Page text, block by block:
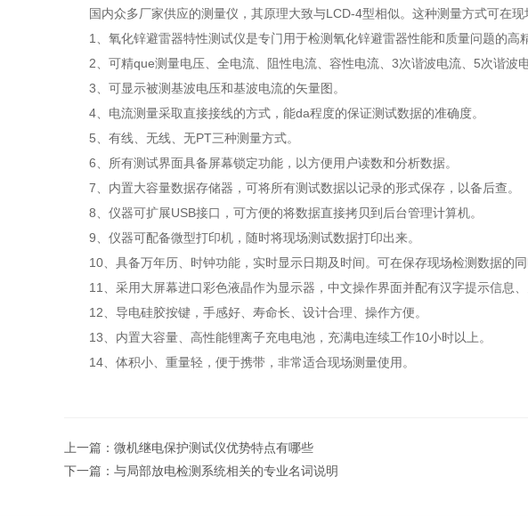
国内众多厂家供应的测量仪，其原理大致与LCD-4型相似。这种测量方式可在
1、氧化锌避雷器特性测试仪是专门用于检测氧化锌避雷器性能和质量问题的
2、可精que测量电压、全电流、阻性电流、容性电流、3次谐波电流、5次谐波
3、可显示被测基波电压和基波电流的矢量图。
4、电流测量采取直接接线的方式，能da程度的保证测试数据的准确度。
5、有线、无线、无PT三种测量方式。
6、所有测试界面具备屏幕锁定功能，以方便用户读数和分析数据。
7、内置大容量数据存储器，可将所有测试数据以记录的形式保存，以备后查。
8、仪器可扩展USB接口，可方便的将数据直接拷贝到后台管理计算机。
9、仪器可配备微型打印机，随时将现场测试数据打印出来。
10、具备万年历、时钟功能，实时显示日期及时间。可在保存现场检测数据的同
11、采用大屏幕进口彩色液晶作为显示器，中文操作界面并配有汉字提示信息
12、导电硅胶按键，手感好、寿命长、设计合理、操作方便。
13、内置大容量、高性能锂离子充电电池，充满电连续工作10小时以上。
14、体积小、重量轻，便于携带，非常适合现场测量使用。
上一篇： 微机继电保护测试仪优势特点有哪些
下一篇： 与局部放电检测系统相关的专业名词说明